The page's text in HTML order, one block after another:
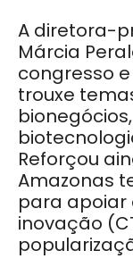
A diretora-
Márcia
congresso
trouxe
Reforçou
Amazonas
para apoiar
inovação